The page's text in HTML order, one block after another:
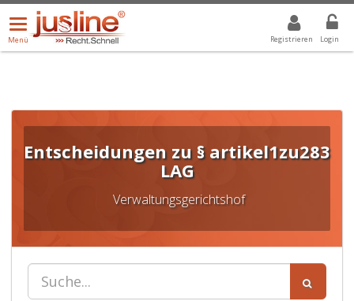
Registrieren Login
Menü
öffnen/schließen
Menü
ALLE DROPDOWN: GEWÄHLTER WERT IST ALLE
Entscheidungen zu § artikel1zu283
LAG
Verwaltungsgerichtshof